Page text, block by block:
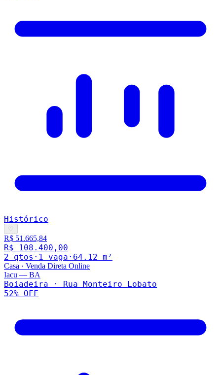
Histórico
♡
R$ 51.665,84
R$ 108.400,00
2 qtos · 1 vaga · 64.12 m²
Casa · Venda Direta Online
Iacu — BA
Boiadeira · Rua Monteiro Lobato
52% OFF